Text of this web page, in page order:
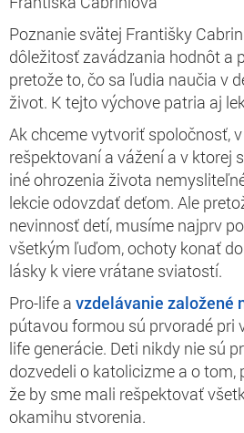
Poznanie svätej Františky
dôležitosť zavádzania hodnôt a
pretože to, čo sa ľudia naučia v
život. K tejto výchove patria aj
Ak chceme vytvoriť spoločnosť,
rešpektovaní a vážení a v ktorej
iné ohrozenia života
lekcie odovzdať deťom. Ale
nevinnosť detí, musíme najprv
všetkým ľuďom, ochoty konať
lásky k viere vrátane sviatostí.
Pro-life a vzdelávanie založené
pútavou formou sú prvoradé pri
life generácie. Deti nikdy nie sú
dozvedeli o katolicizme a o tom,
že by sme mali rešpektovať
okamihu stvorenia.